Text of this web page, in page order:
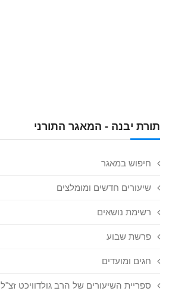
תורת יבנה - המאגר התורני
חיפוש במאגר
שיעורים חדשים ומומלצים
רשימת נושאים
פרשת שבוע
חגים ומועדים
ספריית השיעורים של הרב גולדוויכט זצ"ל